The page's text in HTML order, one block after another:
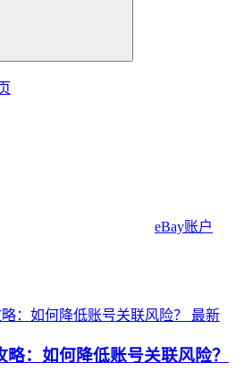
eBay账户
最新
略：如何降低账号关联风险？